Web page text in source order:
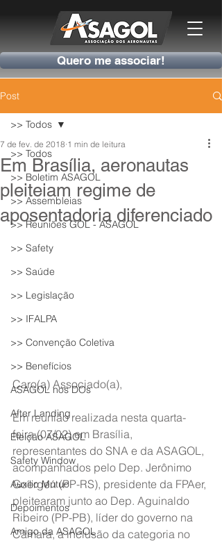
Quero me associar!
Post
>> Todos
>> Boletim ASAGOL
>> Assembleias
>> Reuniões GOL - ASAGOL
>> Safety
>> Saúde
>> Legislação
>> IFALPA
>> Convenção Coletiva
>> Benefícios
ASAGOL nos DOs
After Landing
Eleição ASAGOL
Safety Window
Auxílio Mútuo
Depoimentos
Amigo da ASAGOL
>> Todos
Em Brasília, aeronautas
pleiteiam regime de
aposentadoria diferenciado
7 de fev. de 2018 1 min de leitura
Caro(a) Associado(a),
Em reunião realizada nesta quarta-
feira (07/02) em Brasília,
representantes do SNA e da ASAGOL,
acompanhados pelo Dep. Jerônimo
Goergen (PP-RS), presidente da FPAer,
pleitearam junto ao Dep. Aguinaldo
Ribeiro (PP-PB), líder do governo na
Câmara, a inclusão da categoria no